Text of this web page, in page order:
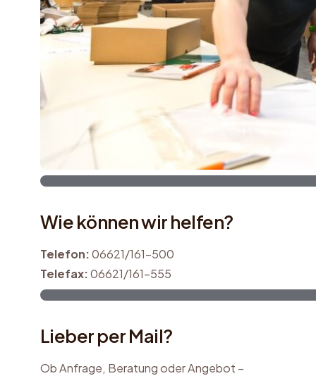
Wie können wir helfen?
Telefon:06621/161-500
Telefax:06621/161-555
Lieber per Mail?
Ob Anfrage, Beratung oder Angebot –